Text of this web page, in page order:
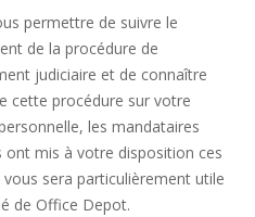
permettre de suivre le
de la procédure de
judiciaire et de connaître
cette procédure sur votre
les mandataires
ont mis à votre disposition ces
vous sera particulièrement utile
de Office Depot.